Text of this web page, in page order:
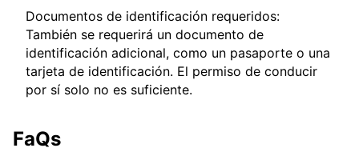
Documentos de identificación requeridos:
También se requerirá un documento de
identificación adicional, como un pasaporte o una
tarjeta de identificación. El permiso de conducir
por sí solo no es suficiente.
FaQs